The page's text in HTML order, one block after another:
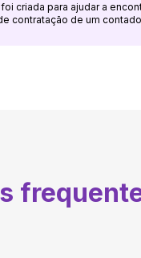
criada para ajudar a
contratação de um